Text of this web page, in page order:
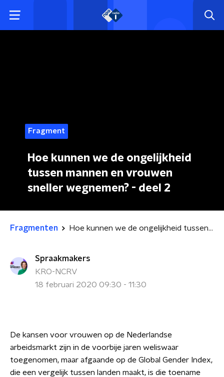
Fragment
Hoe kunnen we de ongelijkheid
tussen mannen en vrouwen
sneller wegnemen? - deel 2
Fragmenten Hoe kunnen we de ongelijkheid tussen mannen en vrouwen sneller wegnemen? - deel 2
Spraakmakers
KRO-NCRV
18 februari 2020 09:30 - 11:30
De kansen voor vrouwen op de Nederlandse
arbeidsmarkt zijn in de voorbije jaren weliswaar
toegenomen, maar afgaande op de Global Gender Index,
die een vergelijk tussen landen maakt, is die toename